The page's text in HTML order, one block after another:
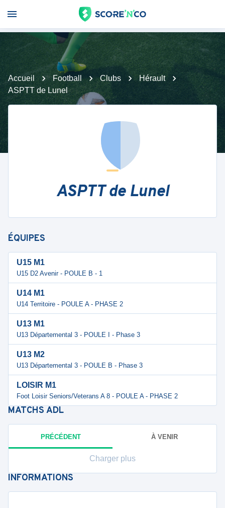
Accueil Football Clubs
Hérault
ASPTT de Lunel
ASPTT de Lunel
ÉQUIPES
U15 M1
U15 D2 Avenir - POULE B - 1
U14 M1
U14 Territoire - POULE A - PHASE 2
U13 M1
U13 Départemental 3 - POULE I - Phase 3
U13 M2
U13 Départemental 3 - POULE B - Phase 3
LOISIR M1
Foot Loisir Seniors/Veterans A 8 - POULE A - PHASE 2
MATCHS ADL
PRÉCÉDENT À VENIR
Charger plus
INFORMATIONS